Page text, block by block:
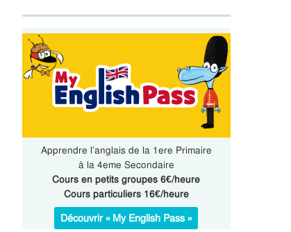
Apprendre l’anglais de la 1ere Primaire
à la 4eme Secondaire
Cours en petits groupes 6€/heure
Cours particuliers 16€/heure
Découvrir « My English Pass »